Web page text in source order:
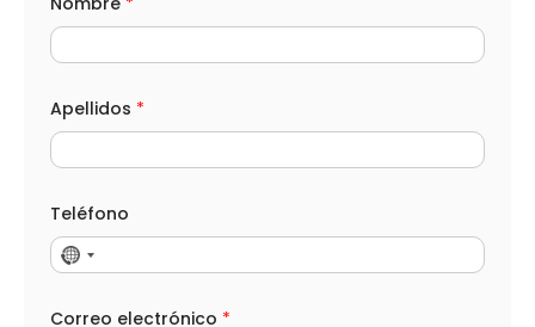
Apellidos *
Teléfono
Correo electrónico *